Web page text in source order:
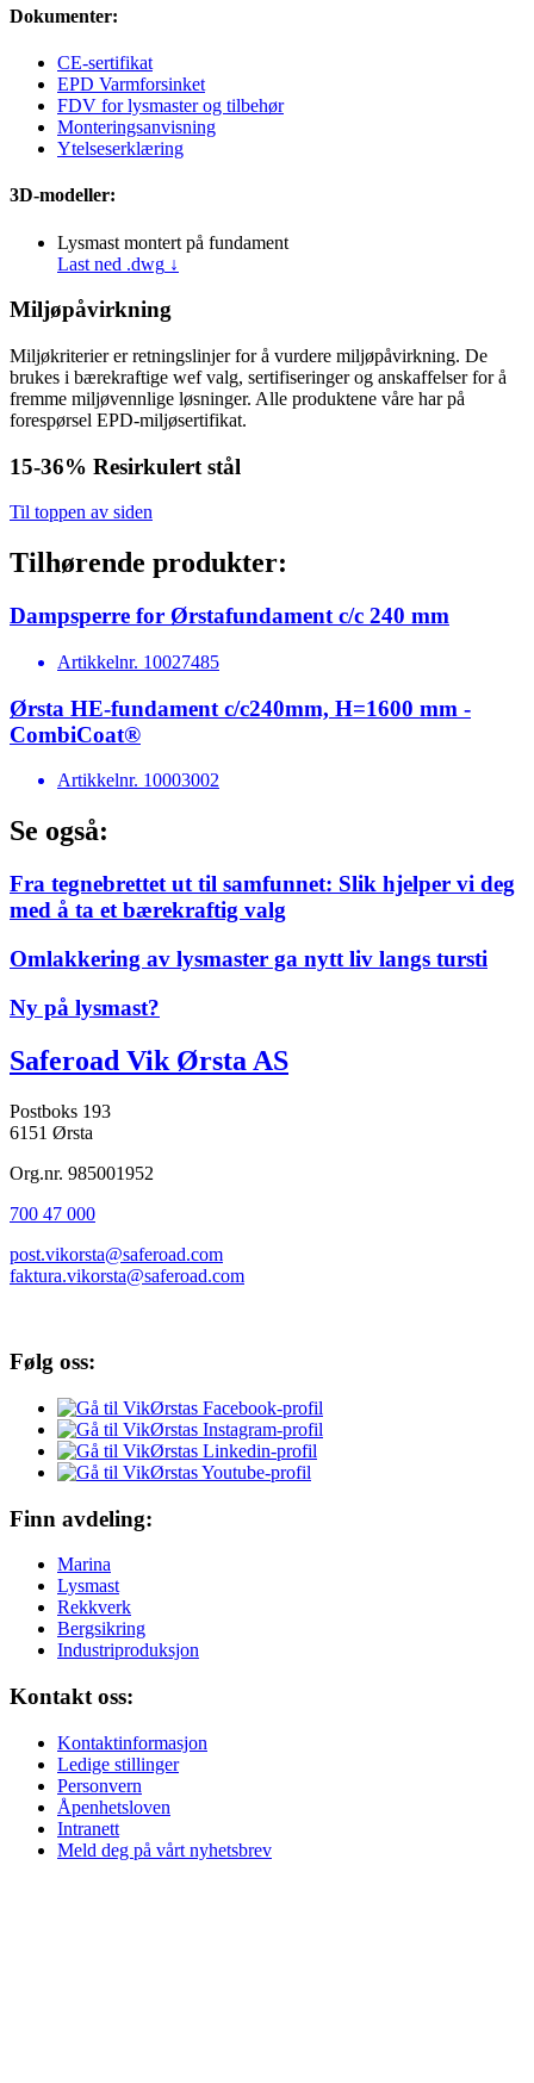
Dokumenter:
CE-sertifikat
EPD Varmforsinket
FDV for lysmaster og tilbehør
Monteringsanvisning
Ytelseserklæring
3D-modeller:
Lysmast montert på fundament
Last ned .dwg ↓
Miljøpåvirkning
Miljøkriterier er retningslinjer for å vurdere miljøpåvirkning. De
brukes i bærekraftige wef valg, sertifiseringer og anskaffelser for å
fremme miljøvennlige løsninger. Alle produktene våre har på
forespørsel EPD-miljøsertifikat.
15-36% Resirkulert stål
Til toppen av siden
Tilhørende produkter:
Dampsperre for Ørstafundament c/c 240 mm
Artikkelnr. 10027485
Ørsta HE-fundament c/c240mm, H=1600 mm -
CombiCoat®
Artikkelnr. 10003002
Se også:
Fra tegnebrettet ut til samfunnet: Slik hjelper vi deg
med å ta et bærekraftig valg
Omlakkering av lysmaster ga nytt liv langs tursti
Ny på lysmast?
Saferoad Vik Ørsta AS
Postboks 193
6151 Ørsta
Org.nr. 985001952
700 47 000
post.vikorsta@saferoad.com
faktura.vikorsta@saferoad.com
Følg oss:
Finn avdeling:
Marina
Lysmast
Rekkverk
Bergsikring
Industriproduksjon
Kontakt oss:
Kontaktinformasjon
Ledige stillinger
Personvern
Åpenhetsloven
Intranett
Meld deg på vårt nyhetsbrev